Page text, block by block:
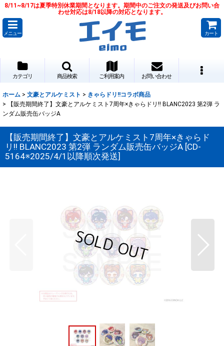
8/11~8/17は夏季特別休業期間となります。期間中のご注文の発送及びお問い合
わせ対応は8/18以降の対応となります。
メニュー カート
カテゴリ 商品検索 ご利用案内 お問い合わせ
ホーム > 文豪とアルケミスト > きゃらドリ!!コラボ商品
>
【販売期間終了】文豪とアルケミスト7周年×きゃらドリ!! BLANC2023 第2弾 ラ
ンダム販売缶バッジA
【販売期間終了】文豪とアルケミスト7周年×きゃらド
リ!! BLANC2023 第2弾 ランダム販売缶バッジA [CD-
5164※2025/4/1以降順次発送]